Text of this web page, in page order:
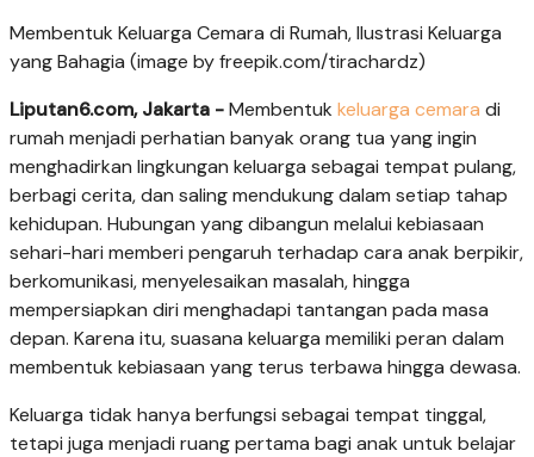
Membentuk Keluarga Cemara di Rumah, Ilustrasi Keluarga
yang Bahagia (image by freepik.com/tirachardz)
Liputan6.com, Jakarta -Membentuk keluarga cemara di
rumah menjadi perhatian banyak orang tua yang ingin
menghadirkan lingkungan keluarga sebagai tempat pulang,
berbagi cerita, dan saling mendukung dalam setiap tahap
kehidupan. Hubungan yang dibangun melalui kebiasaan
sehari-hari memberi pengaruh terhadap cara anak berpikir,
berkomunikasi, menyelesaikan masalah, hingga
mempersiapkan diri menghadapi tantangan pada masa
depan. Karena itu, suasana keluarga memiliki peran dalam
membentuk kebiasaan yang terus terbawa hingga dewasa.
Keluarga tidak hanya berfungsi sebagai tempat tinggal,
tetapi juga menjadi ruang pertama bagi anak untuk belajar